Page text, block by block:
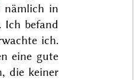
nämlich in
Ich befand
ich.
eine gute
die keiner